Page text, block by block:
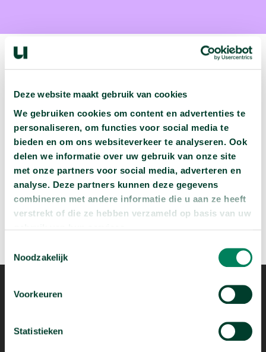
Deze website maakt gebruik van cookies
We gebruiken cookies om content en advertenties te
personaliseren, om functies voor social media te
bieden en om ons websiteverkeer te analyseren. Ook
delen we informatie over uw gebruik van onze site
met onze partners voor social media, adverteren en
analyse. Deze partners kunnen deze gegevens
combineren met andere informatie die u aan ze heeft
verstrekt of die ze hebben verzameld op basis van uw
Noodzakelijk
Voorkeuren
Statistieken
Volgende podcast:
Beluister deze podcast arrow_forward